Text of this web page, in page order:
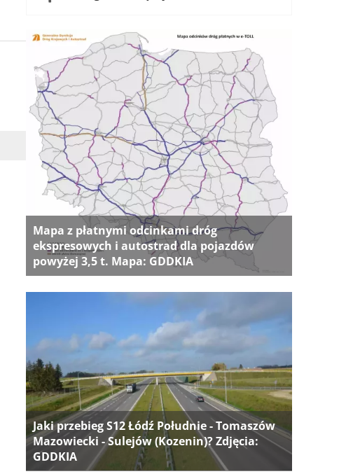
Mapa z płatnymi odcinkami dróg
ekspresowych i autostrad dla pojazdów
powyżej 3,5 t. Mapa: GDDKIA
Jaki przebieg S12 Łódź Południe - Tomaszów
Mazowiecki - Sulejów (Kozenin)? Zdjęcia:
GDDKIA